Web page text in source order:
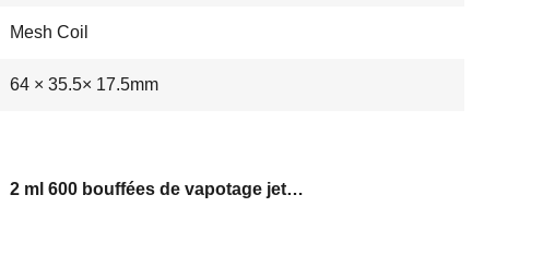
Mesh Coil
64 × 35.5× 17.5mm
2 ml 600 bouffées de vapotage jetable